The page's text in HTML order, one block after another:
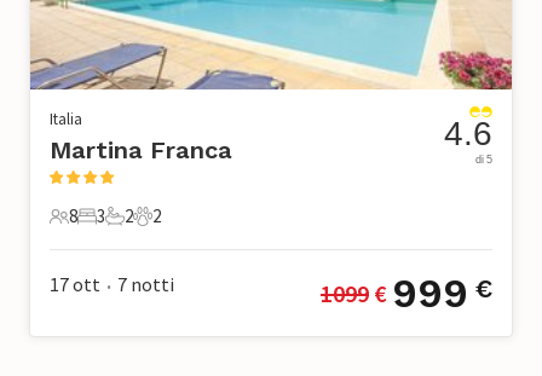
Italia
Martina Franca
8 Ospiti
8
3 Camere da letto
3
2 Bagni
2
2 Animali domestici
2
4.6
di 5
17 ott • 7 notti 1099 € 999 €